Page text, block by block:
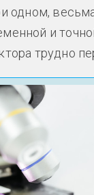
одном,
и
трудно